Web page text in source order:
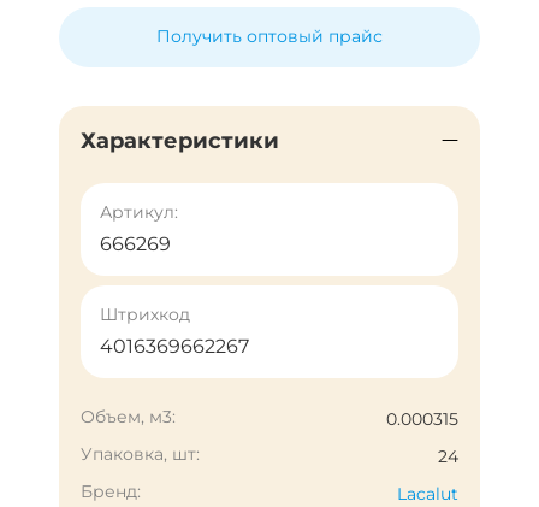
Получить оптовый прайс
Характеристики
Артикул:
666269
Штрихкод
4016369662267
Объем, м3:
0.000315
Упаковка, шт:
24
Бренд:
Lacalut